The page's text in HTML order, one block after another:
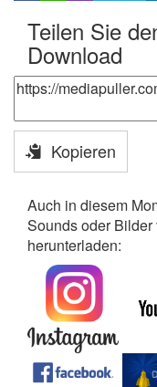
Teilen Sie
Download
Kopieren
Auch in diesem
Sounds oder
herunterladen: